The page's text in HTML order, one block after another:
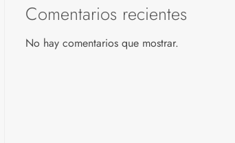
Comentarios recientes
No hay comentarios que mostrar.